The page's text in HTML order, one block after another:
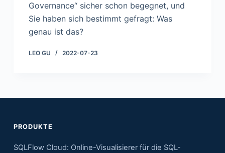
Governance“ sicher schon begegnet, und
Sie haben sich bestimmt gefragt: Was
genau ist das?
LEO GU 2022-07-23
PRODUKTE
SQLFlow Cloud: Online-Visualisierer für die SQL-